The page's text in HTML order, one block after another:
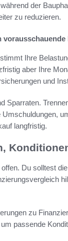
der
zu reduzieren.
Ihre
aber Ihre
und
Sparraten.
langfristig.
Du solltest
zu
passende